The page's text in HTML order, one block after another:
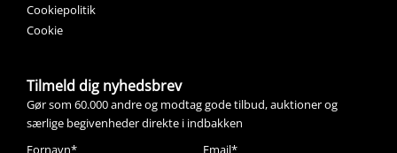
Cookiepolitik
Cookie
Tilmeld dig nyhedsbrev
Gør som 60.000 andre og modtag gode tilbud, auktioner og
særlige begivenheder direkte i indbakken